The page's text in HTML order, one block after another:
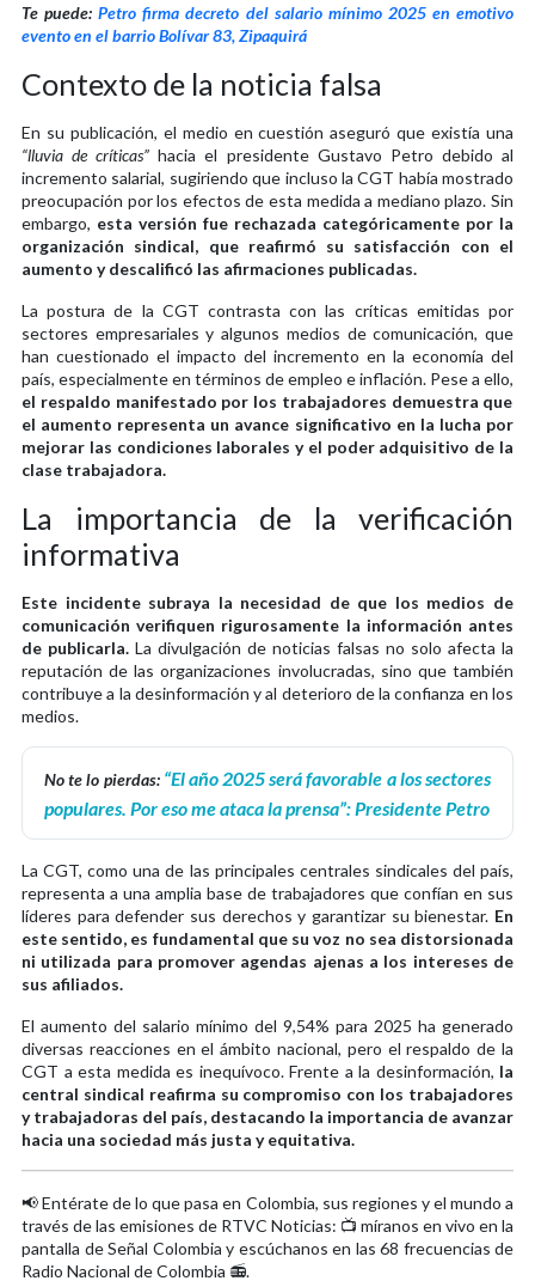
Te puede:Petro firma decreto del salario mínimo 2025 en emotivo
evento en el barrio Bolívar 83, Zipaquirá
Contexto de la noticia falsa
En su publicación, el medio en cuestión aseguró que existía una
“lluvia de críticas” hacia el presidente Gustavo Petro debido al
incremento salarial, sugiriendo que incluso la CGT había mostrado
preocupación por los efectos de esta medida a mediano plazo. Sin
embargo, esta versión fue rechazada categóricamente por la
organización sindical, que reafirmó su satisfacción con el
aumento y descalificó las afirmaciones publicadas.
La postura de la CGT contrasta con las críticas emitidas por
sectores empresariales y algunos medios de comunicación, que
han cuestionado el impacto del incremento en la economía del
país, especialmente en términos de empleo e inflación. Pese a ello,
el respaldo manifestado por los trabajadores demuestra que
el aumento representa un avance significativo en la lucha por
mejorar las condiciones laborales y el poder adquisitivo de la
clase trabajadora.
La importancia de la verificación
informativa
Este incidente subraya la necesidad de que los medios de
comunicación verifiquen rigurosamente la información antes
de publicarla. La divulgación de noticias falsas no solo afecta la
reputación de las organizaciones involucradas, sino que también
contribuye a la desinformación y al deterioro de la confianza en los
medios.
No te lo pierdas: “El año 2025 será favorable a los sectores
populares. Por eso me ataca la prensa”: Presidente Petro
La CGT, como una de las principales centrales sindicales del país,
representa a una amplia base de trabajadores que confían en sus
líderes para defender sus derechos y garantizar su bienestar. En
este sentido, es fundamental que su voz no sea distorsionada
ni utilizada para promover agendas ajenas a los intereses de
sus afiliados.
El aumento del salario mínimo del 9,54% para 2025 ha generado
diversas reacciones en el ámbito nacional, pero el respaldo de la
CGT a esta medida es inequívoco. Frente a la desinformación, la
central sindical reafirma su compromiso con los trabajadores
y trabajadoras del país, destacando la importancia de avanzar
hacia una sociedad más justa y equitativa.
📢 Entérate de lo que pasa en Colombia, sus regiones y el mundo a
través de las emisiones de RTVC Noticias: 📺 míranos en vivo en la
pantalla de Señal Colombia y escúchanos en las 68 frecuencias de
Radio Nacional de Colombia 📻.